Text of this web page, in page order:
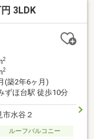
3LDK
2
2
(築2年6ヶ月)
ずほ台駅 徒歩10分
水谷２
ルーフバルコニー